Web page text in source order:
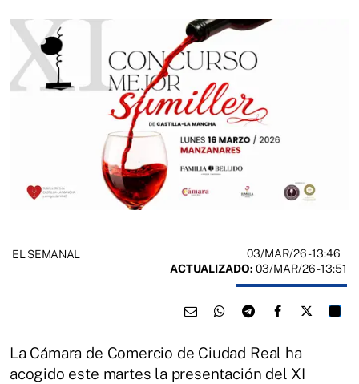
EL SEMANAL 03/MAR/26- 13:46
ACTUALIZADO: 03/MAR/26 - 13:51
La Cámara de Comercio de Ciudad Real ha
acogido este martes la presentación del XI